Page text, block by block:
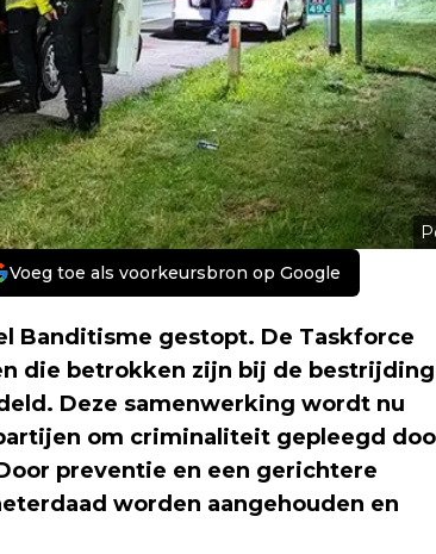
Voeg toe als voorkeursbron op Google
Banditisme gestopt. De Taskforce
die betrokken zijn bij de bestrijding
Deze samenwerking wordt nu
om criminaliteit gepleegd
preventie en een gerichtere
worden aangehouden en